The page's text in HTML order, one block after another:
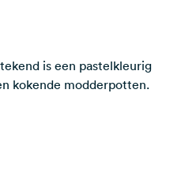
is een pastelkleurig
kokende modderpotten.